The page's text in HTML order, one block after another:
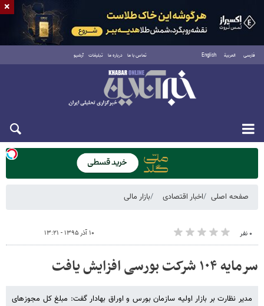
فارسی العربية English تماس با ما درباره ما تبلیغات آرشیو
یکشنبه ۱۸ مرداد ۱۴۰۵
صفحه اصلی اخبار اقتصادی بازار مالی
۰ نفر ۱۰ آذر ۱۳۹۵ - ۱۳:۲۱
سرمایه ۱۰۴ شرکت بورسی افزایش یافت
مدیر نظارت بر بازار اولیه سازمان بورس و اوراق بهادار گفت: مبلغ کل مجوزهای
×